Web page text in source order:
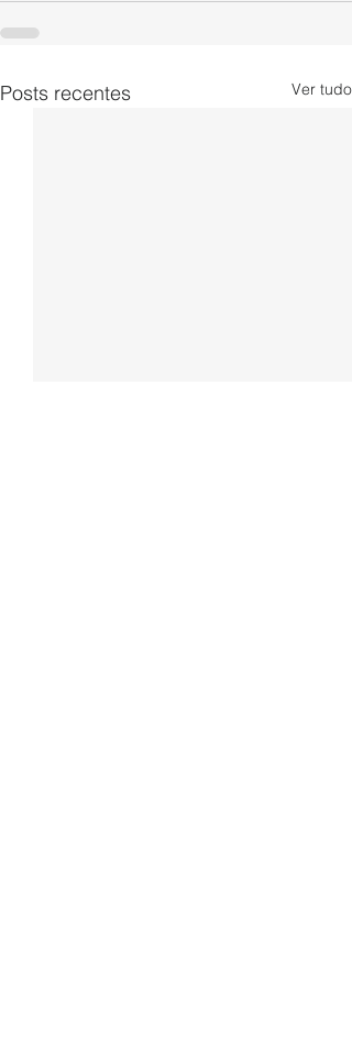
Posts recentes Ver tudo